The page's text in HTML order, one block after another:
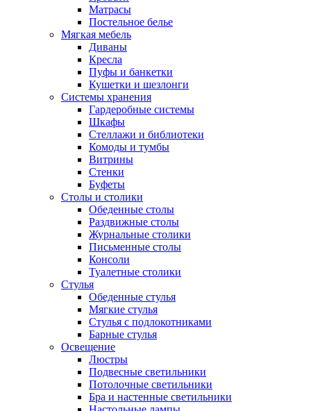
Матрасы
Постельное белье
Мягкая мебель
Диваны
Кресла
Пуфы и банкетки
Кушетки и шезлонги
Системы хранения
Гардеробные системы
Шкафы
Стеллажи и библиотеки
Комоды и тумбы
Витрины
Стенки
Буфеты
Столы и столики
Обеденные столы
Раздвижные столы
Журнальные столики
Письменные столы
Консоли
Туалетные столики
Стулья
Обеденные стулья
Мягкие стулья
Стулья с подлокотниками
Барные стулья
Освещение
Люстры
Подвесные светильники
Потолочные светильники
Бра и настенные светильники